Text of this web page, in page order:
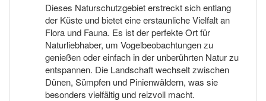
Dieses Naturschutzgebiet erstreckt sich entlang
der Küste und bietet eine erstaunliche Vielfalt an
Flora und Fauna. Es ist der perfekte Ort für
Naturliebhaber, um Vogelbeobachtungen zu
genießen oder einfach in der unberührten Natur zu
entspannen. Die Landschaft wechselt zwischen
Dünen, Sümpfen und Pinienwäldern, was sie
besonders vielfältig und reizvoll macht.